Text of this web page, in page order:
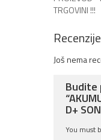
TRGOVINI !!!
Recenzije
Još nema
Budite
D+
You must